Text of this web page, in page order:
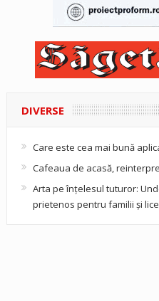
DIVERSE
Care este cea mai bună
Cafeaua de acasă,
Arta pe înțelesul tuturor:
prietenos pentru familii și